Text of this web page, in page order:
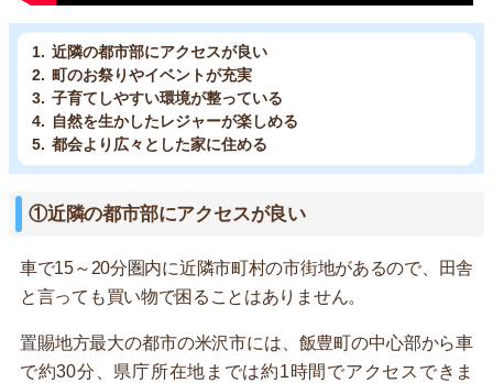
近隣の都市部にアクセスが良い
町のお祭りやイベントが充実
子育てしやすい環境が整っている
自然を生かしたレジャーが楽しめる
都会より広々とした家に住める
①近隣の都市部にアクセスが良い
車で15～20分圏内に近隣市町村の市街地があるので、田舎
と言っても買い物で困ることはありません。
置賜地方最大の都市の米沢市には、飯豊町の中心部から車
で約30分、県庁所在地までは約1時間でアクセスできま